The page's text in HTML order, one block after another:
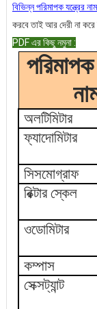
বিভিন্ন পরিমাপক যন্ত্রের
করবে তাই আর দেরী না
PDF এর কিছু নমুনা :
পরিমাপক
অলটিমিটার
ফ্যাদোমিটার
সিসমোগ্রাফ
রিক্টার স্কেল
ওডোমিটার
কম্পাস
সেক্সট্যান্ট